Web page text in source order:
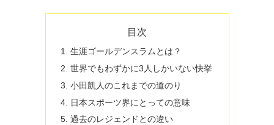
目次
生涯ゴールデンスラムとは？
世界でもわずかに3人しかいない快挙
小田凱人のこれまでの道のり
日本スポーツ界にとっての意味
過去のレジェンドとの違い